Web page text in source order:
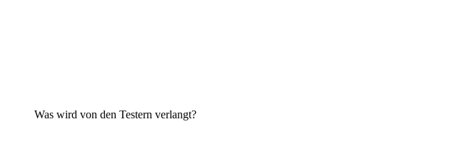
Was wird von den Testern verlangt?